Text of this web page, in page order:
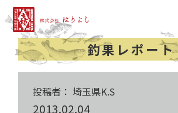
釣果レポート
投稿者： 埼玉県K.S
2013.02.04